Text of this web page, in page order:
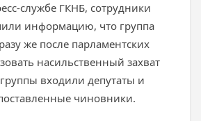
службе ГКНБ, сотрудники
информацию, что группа
же после парламентских
насильственный захват
входили депутаты и
чиновники.